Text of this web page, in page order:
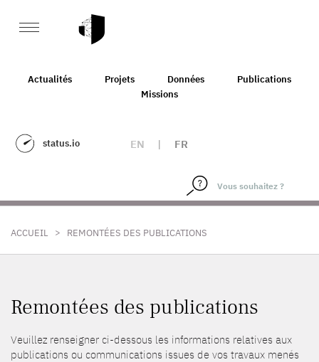
Actualités Projets Données
Publications
Missions
status.io EN | FR
ACCUEIL > REMONTÉES DES PUBLICATIONS
Remontées des publications
Veuillez renseigner ci-dessous les informations relatives aux
publications ou communications issues de vos travaux menés